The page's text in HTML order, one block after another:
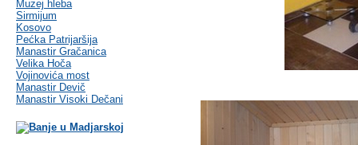
Muzej hleba
Sirmijum
Kosovo
Pećka Patrijaršija
Manastir Gračanica
Velika Hoča
Vojinovića most
Manastir Devič
Manastir Visoki Dečani